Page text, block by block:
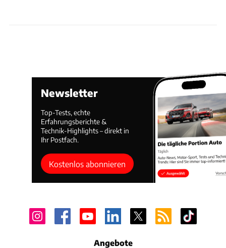
Newsletter
Top-Tests, echte
Erfahrungsberichte &
Technik-Highlights – direkt in
Ihr Postfach.
Kostenlos abonnieren
Angebote